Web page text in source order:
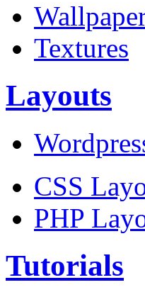
Textures
Layouts
CSS
PHP
Tutorials